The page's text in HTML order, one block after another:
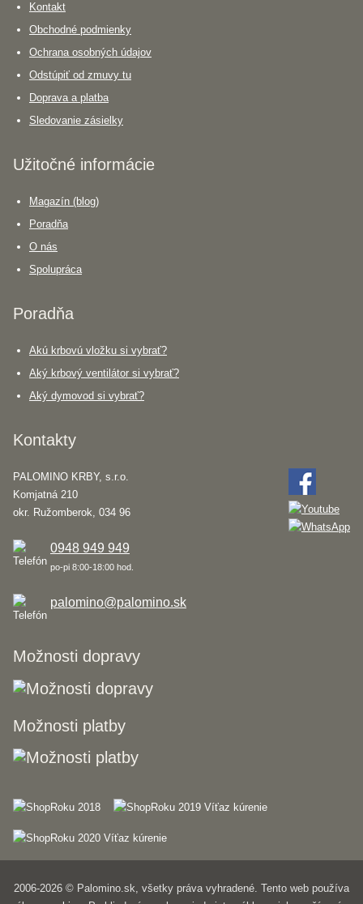
Kontakt
Obchodné podmienky
Ochrana osobných údajov
Odstúpiť od zmuvy tu
Doprava a platba
Sledovanie zásielky
Užitočné informácie
Magazín (blog)
Poradňa
O nás
Spolupráca
Poradňa
Akú krbovú vložku si vybrať?
Aký krbový ventilátor si vybrať?
Aký dymovod si vybrať?
Kontakty
PALOMINO KRBY, s.r.o.
Komjatná 210
okr. Ružomberok, 034 96
0948 949 949
po-pi 8:00-18:00 hod.
palomino@palomino.sk
Možnosti dopravy
Možnosti platby
2006-2026 © Palomino.sk, všetky práva vyhradené. Tento web používa